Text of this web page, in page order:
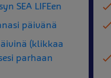
SEA LIFEen
päivänä
(klikkaa
parhaan